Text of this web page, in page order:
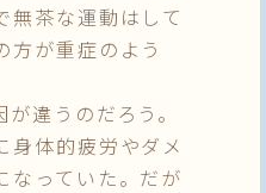
無茶な運動はして
方が重症のよう
違うのだろう。
身体的疲労やダメ
なっていた。だが